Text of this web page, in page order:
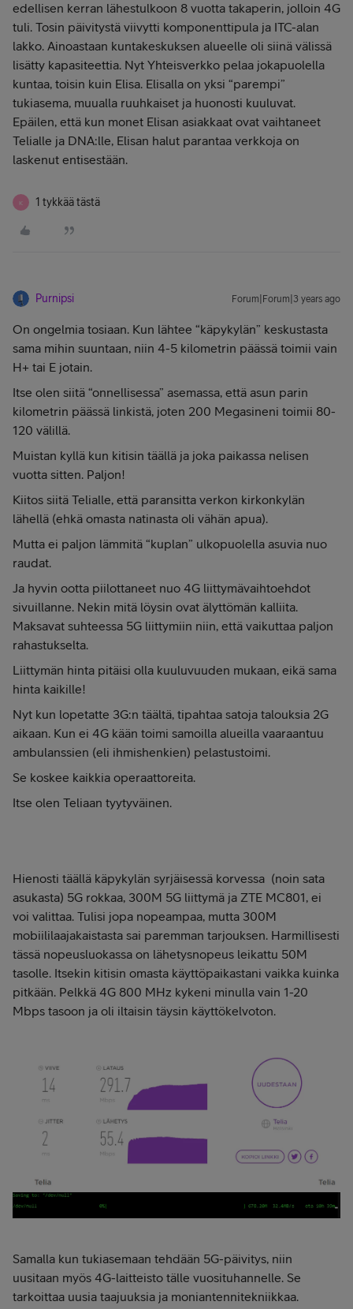
edellisen kerran lähestulkoon 8 vuotta takaperin, jolloin 4G
tuli. Tosin päivitystä viivytti komponenttipula ja ITC-alan
lakko. Ainoastaan kuntakeskuksen alueelle oli siinä välissä
lisätty kapasiteettia. Nyt Yhteisverkko pelaa jokapuolella
kuntaa, toisin kuin Elisa. Elisalla on yksi “parempi”
tukiasema, muualla ruuhkaiset ja huonosti kuuluvat.
Epäilen, että kun monet Elisan asiakkaat ovat vaihtaneet
Telialle ja DNA:lle, Elisan halut parantaa verkkoja on
laskenut entisestään.
K 1 tykkää tästä
Purnipsi Forum|Forum|3 years ago
On ongelmia tosiaan. Kun lähtee “käpykylän” keskustasta
sama mihin suuntaan, niin 4-5 kilometrin päässä toimii vain
H+ tai E jotain.
Itse olen siitä “onnellisessa” asemassa, että asun parin
kilometrin päässä linkistä, joten 200 Megasineni toimii 80-
120 välillä.
Muistan kyllä kun kitisin täällä ja joka paikassa nelisen
vuotta sitten. Paljon!
Kiitos siitä Telialle, että paransitta verkon kirkonkylän
lähellä (ehkä omasta natinasta oli vähän apua).
Mutta ei paljon lämmitä “kuplan” ulkopuolella asuvia nuo
raudat.
Ja hyvin ootta piilottaneet nuo 4G liittymävaihtoehdot
sivuillanne. Nekin mitä löysin ovat älyttömän kalliita.
Maksavat suhteessa 5G liittymiin niin, että vaikuttaa paljon
rahastukselta.
Liittymän hinta pitäisi olla kuuluvuuden mukaan, eikä sama
hinta kaikille!
Nyt kun lopetatte 3G:n täältä, tipahtaa satoja talouksia 2G
aikaan. Kun ei 4G kään toimi samoilla alueilla vaaraantuu
ambulanssien (eli ihmishenkien) pelastustoimi.
Se koskee kaikkia operaattoreita.
Itse olen Teliaan tyytyväinen.
Hienosti täällä käpykylän syrjäisessä korvessa (noin sata
asukasta) 5G rokkaa, 300M 5G liittymä ja ZTE MC801, ei
voi valittaa. Tulisi jopa nopeampaa, mutta 300M
mobiililaajakaistasta sai paremman tarjouksen. Harmillisesti
tässä nopeusluokassa on lähetysnopeus leikattu 50M
tasolle. Itsekin kitisin omasta käyttöpaikastani vaikka kuinka
pitkään. Pelkkä 4G 800 MHz kykeni minulla vain 1-20
Mbps tasoon ja oli iltaisin täysin käyttökelvoton.
Samalla kun tukiasemaan tehdään 5G-päivitys, niin
uusitaan myös 4G-laitteisto tälle vuosituhannelle. Se
tarkoittaa uusia taajuuksia ja moniantennitekniikkaa.